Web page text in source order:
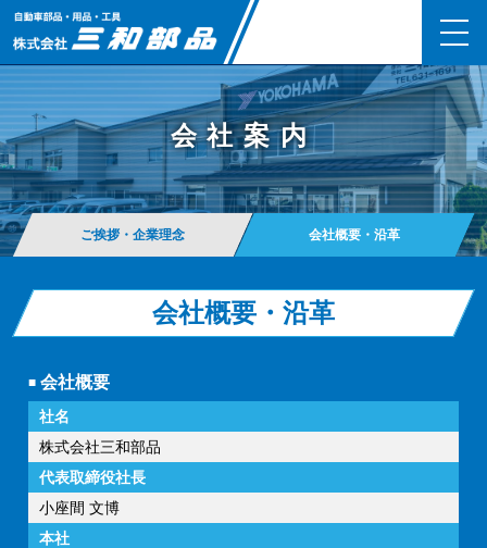
会社案内
ご挨拶・企業理念 会社概要・沿革
会社概要・沿革
会社概要
社名
株式会社三和部品
代表取締役社長
小座間 文博
本社